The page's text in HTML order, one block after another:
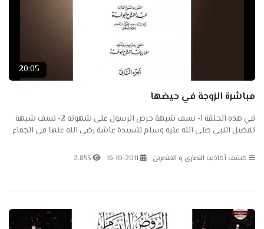
20:05
مباشرة الزوجة في حيضها
قي هذه الحلقة 1- نسف شبهة حرص الرسول على شهوته 2- نسف شبهة
تفضيل النبي صلى الله عليه وسلم للسيدة عاشة رضي الله عنها في الجماع
كشف أكاذيب النصارى و المنصرين 16-10-2011
2.853